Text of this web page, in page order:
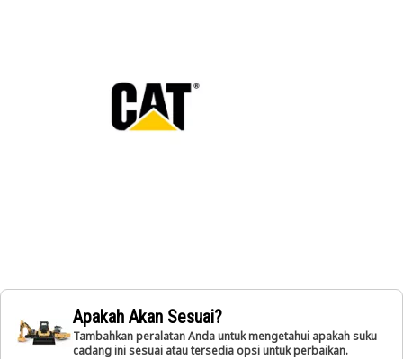
Apakah Akan Sesuai?
Tambahkan peralatan Anda untuk mengetahui apakah suku
cadang ini sesuai atau tersedia opsi untuk perbaikan.